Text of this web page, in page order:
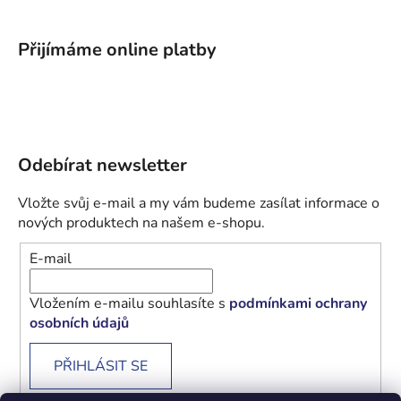
Přijímáme online platby
Odebírat newsletter
Vložte svůj e-mail a my vám budeme zasílat informace o
nových produktech na našem e-shopu.
E-mail
Vložením e-mailu souhlasíte s podmínkami ochrany
osobních údajů
PŘIHLÁSIT SE